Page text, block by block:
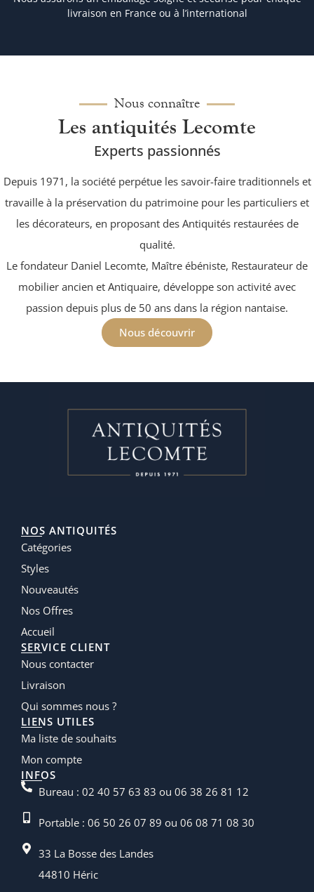
livraison en France ou à l’international
Nous connaître
Les antiquités Lecomte
Experts passionnés
Depuis 1971, la société perpétue les savoir-faire traditionnels et
travaille à la préservation du patrimoine pour les particuliers et
les décorateurs, en proposant des Antiquités restaurées de
qualité.
Le fondateur Daniel Lecomte, Maître ébéniste, Restaurateur de
mobilier ancien et Antiquaire, développe son activité avec
passion depuis plus de 50 ans dans la région nantaise.
Nous découvrir
NOS ANTIQUITÉS
Catégories
Styles
Nouveautés
Nos Offres
Accueil
SERVICE CLIENT
Nous contacter
Livraison
Qui sommes nous ?
LIENS UTILES
Ma liste de souhaits
Mon compte
INFOS
Bureau : 02 40 57 63 83 ou 06 38 26 81 12
Portable : 06 50 26 07 89 ou 06 08 71 08 30
33 La Bosse des Landes
44810 Héric